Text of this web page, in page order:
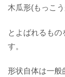
木瓜形(もっこ
とよばれるもの
す。
形状自体は一般